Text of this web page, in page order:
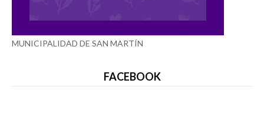
MUNICIPALIDAD DE SAN MARTÍN
FACEBOOK